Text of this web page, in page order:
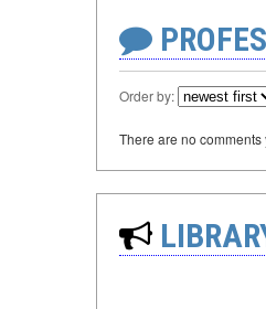
Order by:
There are no comments